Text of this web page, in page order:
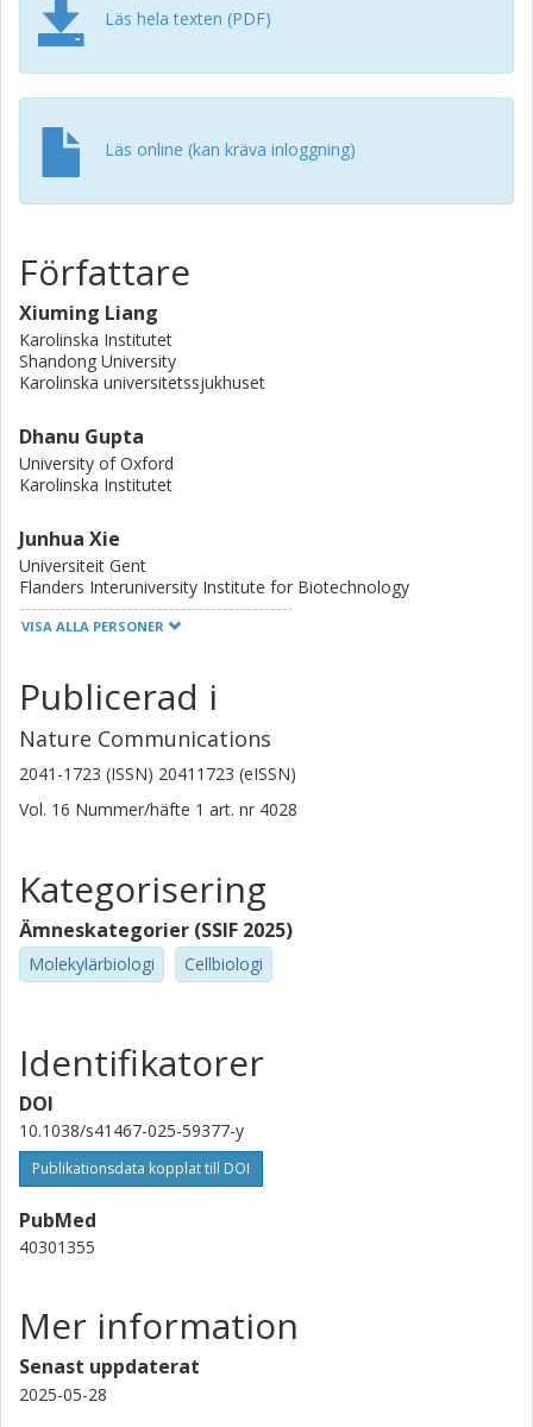
results in greater than 40% and 30% recombined cells in
hippocampus and cortex respectively. In addition, we
demonstrate therapeutic potential of this platform by
showing inhibition of LPS-induced systemic inflammation
data establish these engineered EVs as a platform for
effective delivery of multimodal therapeutic cargoes,
including for efficient genome editing.
Läs hela texten (PDF)
Läs online (kan kräva inloggning)
Författare
Xiuming Liang
Karolinska Institutet
Shandong University
Karolinska universitetssjukhuset
Dhanu Gupta
University of Oxford
Karolinska Institutet
Junhua Xie
Universiteit Gent
Flanders Interuniversity Institute for Biotechnology
Universiteit Gent
Lien Van Hoecke
Universiteit Gent
Flanders Interuniversity Institute for Biotechnology
Evox Therapeutics Limited
Zheyu Niu
Karolinska Institutet
Shandong First Medical University
Chalmers, Life sciences, Kemisk biologi
Forskning
Oscar P.B. Wiklander
Karolinska Institutet
Wenyi Zheng
Rim Jawad Wiklander
Karolinska Institutet
VISA ALLA PERSONER
Publicerad i
Nature Communications
2041-1723 (ISSN) 20411723 (eISSN)
Vol. 16 Nummer/häfte 1 art. nr 4028
Kategorisering
Ämneskategorier (SSIF 2025)
Molekylärbiologi Cellbiologi
Identifikatorer
DOI
10.1038/s41467-025-59377-y
Publikationsdata kopplat till DOI
PubMed
40301355
Mer information
Senast uppdaterat
2025-05-28